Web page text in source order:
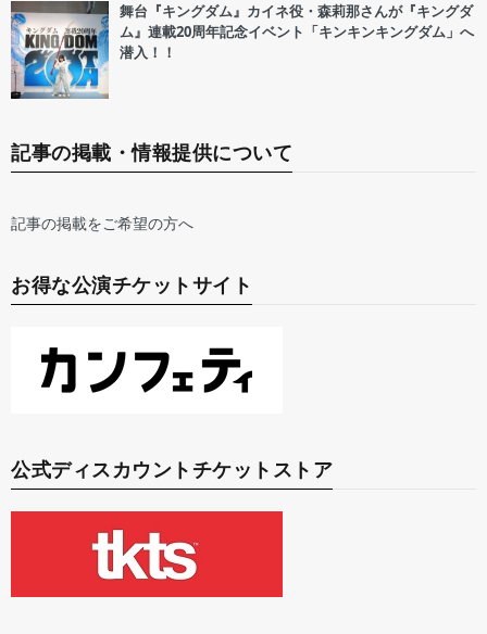
舞台『キングダム』カイネ役・森莉那さんが『キングダ
ム』連載20周年記念イベント「キンキンキングダム」へ
潜入！！
記事の掲載・情報提供について
記事の掲載をご希望の方へ
お得な公演チケットサイト
公式ディスカウントチケットストア